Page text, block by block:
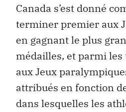
Canada s’est donné
terminer premier aux
en gagnant le plus
médailles, et parmi
aux Jeux
attribués en fonction
dans lesquelles les